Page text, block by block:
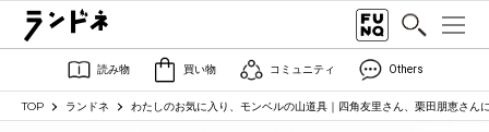
読み物 買い物 コミュニティ Others
TOP ランドネ わたしのお気に入り、モンベルの山道具｜四角友里さん、栗田朋恵さん